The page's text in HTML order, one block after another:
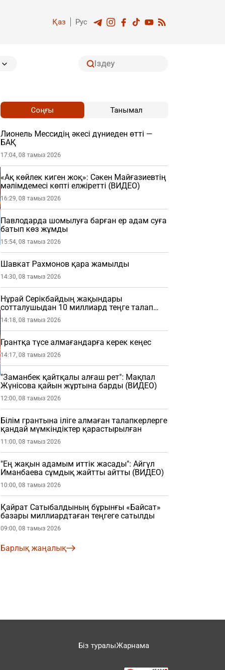
Қаз Рус
Соңғы Танымал
Лионель Мессидің әкесі дүниеден өтті —
БАҚ
17:04, 08 тамыз 2026
«Ақ көйлек киген жоқ»: Сәкен Майғазиевтің
мәлімдемесі көпті елжіретті (ВИДЕО)
16:29, 08 тамыз 2026
Павлодарда шомылуға барған ер адам суға
батып көз жұмды
15:54, 08 тамыз 2026
Шавкат Рахмонов қара жамылды
14:30, 08 тамыз 2026
Нұрай Серікбайдың жақындары
сотталушыдан 10 миллиард теңге талап
етті
14:18, 08 тамыз 2026
Грантқа түсе алмағандарға керек кеңес
14:17, 08 тамыз 2026
"Заманбек қайтқалы алғаш рет": Мақпал
Жүнісова қайын жұртына барды (ВИДЕО)
12:00, 08 тамыз 2026
Білім грантына іліге алмаған талапкерлерге
қандай мүмкіндіктер қарастырылған
11:00, 08 тамыз 2026
"Ең жақын адамым иттік жасады": Айгүл
Иманбаева сұмдық жайтты айтты (ВИДЕО)
10:00, 08 тамыз 2026
Қайрат Сатыбалдының бұрынғы «Байсат»
базары миллиардтаған теңгеге сатылды
09:00, 08 тамыз 2026
Барлық жаңалық
Біз туралыЖарнама